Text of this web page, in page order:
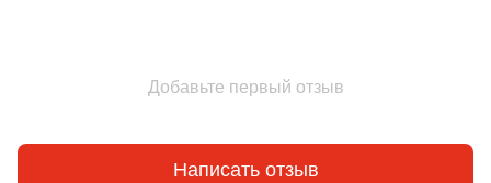
Добавьте первый отзыв
Написать отзыв